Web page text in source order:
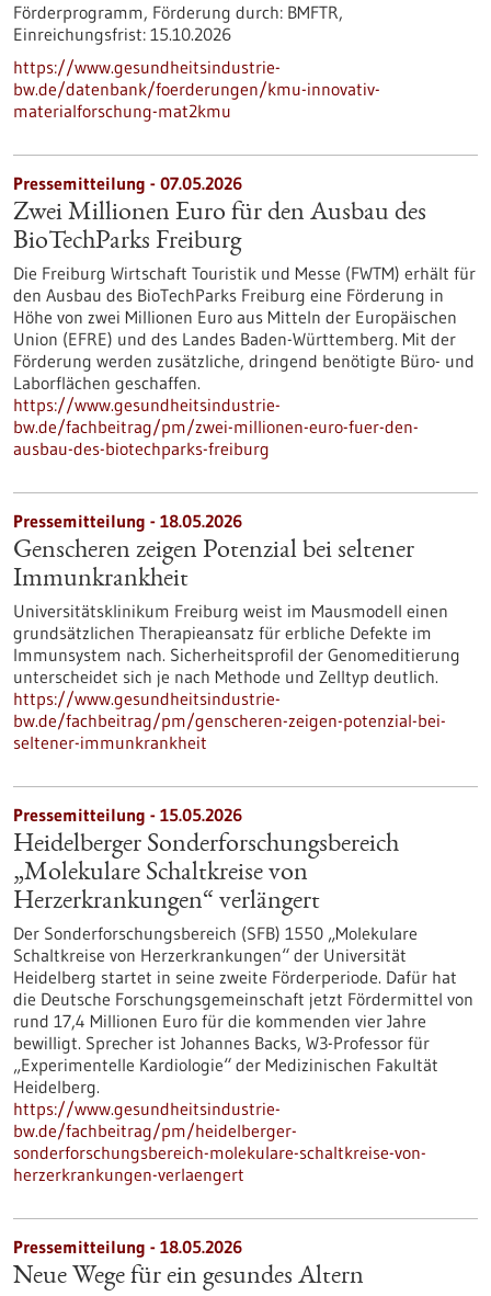
Förderprogramm, Förderung durch: BMFTR,
Einreichungsfrist: 15.10.2026
https://www.gesundheitsindustrie-
bw.de/datenbank/foerderungen/kmu-innovativ-
materialforschung-mat2kmu
Pressemitteilung - 07.05.2026
Zwei Millionen Euro für den Ausbau des
BioTechParks Freiburg
Die Freiburg Wirtschaft Touristik und Messe (FWTM) erhält für
den Ausbau des BioTechParks Freiburg eine Förderung in
Höhe von zwei Millionen Euro aus Mitteln der Europäischen
Union (EFRE) und des Landes Baden-Württemberg. Mit der
Förderung werden zusätzliche, dringend benötigte Büro- und
Laborflächen geschaffen.
https://www.gesundheitsindustrie-
bw.de/fachbeitrag/pm/zwei-millionen-euro-fuer-den-
ausbau-des-biotechparks-freiburg
Pressemitteilung - 18.05.2026
Genscheren zeigen Potenzial bei seltener
Immunkrankheit
Universitätsklinikum Freiburg weist im Mausmodell einen
grundsätzlichen Therapieansatz für erbliche Defekte im
Immunsystem nach. Sicherheitsprofil der Genomeditierung
unterscheidet sich je nach Methode und Zelltyp deutlich.
https://www.gesundheitsindustrie-
bw.de/fachbeitrag/pm/genscheren-zeigen-potenzial-bei-
seltener-immunkrankheit
Pressemitteilung - 15.05.2026
Heidelberger Sonderforschungsbereich
„Molekulare Schaltkreise von
Herzerkrankungen“ verlängert
Der Sonderforschungsbereich (SFB) 1550 „Molekulare
Schaltkreise von Herzerkrankungen“ der Universität
Heidelberg startet in seine zweite Förderperiode. Dafür hat
die Deutsche Forschungsgemeinschaft jetzt Fördermittel von
rund 17,4 Millionen Euro für die kommenden vier Jahre
bewilligt. Sprecher ist Johannes Backs, W3-Professor für
„Experimentelle Kardiologie“ der Medizinischen Fakultät
Heidelberg.
https://www.gesundheitsindustrie-
bw.de/fachbeitrag/pm/heidelberger-
sonderforschungsbereich-molekulare-schaltkreise-von-
herzerkrankungen-verlaengert
Pressemitteilung - 18.05.2026
Neue Wege für ein gesundes Altern